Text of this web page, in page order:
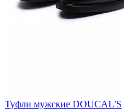
Туфли мужские DOUCAL'S